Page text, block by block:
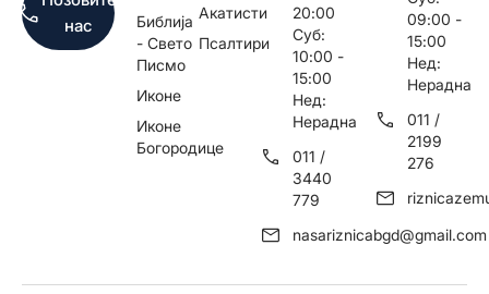
нас
Библија
- Свето
Писмо
Иконе
Иконе
Богородице
Акатисти
Псалтири
20:00
Суб:
10:00 -
15:00
Нед:
Нерадна
011 /
3440
779
nasariznicabgd@gmail.com
09:00 -
15:00
Нед:
Нерадна
011 /
2199
276